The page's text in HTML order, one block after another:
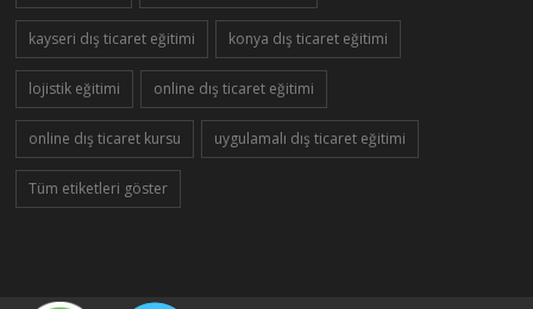
kayseri dış ticaret eğitimi konya dış ticaret eğitimi
lojistik eğitimi online dış ticaret eğitimi
online dış ticaret kursu uygulamalı dış ticaret eğitimi
Tüm etiketleri göster